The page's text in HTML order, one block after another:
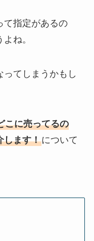
て指定があるの
ね。
てしまうかもし
こに売ってるの
します！について